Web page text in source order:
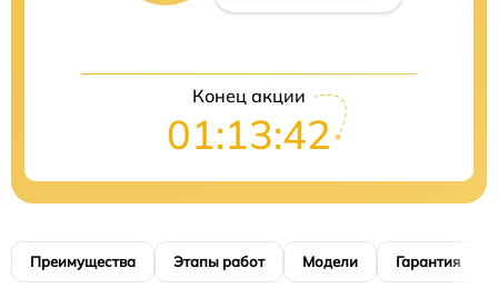
Конец акции
01:13:41
Преимущества Этапы работ Модели Гарантия